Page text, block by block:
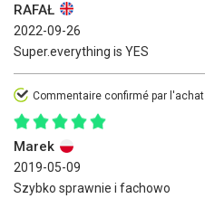
RAFAŁ
2022-09-26
Super.everything is YES
Commentaire confirmé par l'achat
Marek
2019-05-09
Szybko sprawnie i fachowo